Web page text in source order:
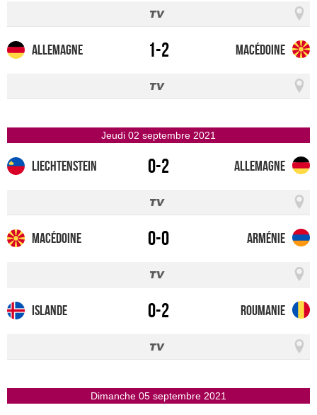
Allemagne 1-2 Macédoine
jeudi 02 septembre 2021
Liechtenstein 0-2 Allemagne
Macédoine 0-0 Arménie
Islande 0-2 Roumanie
dimanche 05 septembre 2021